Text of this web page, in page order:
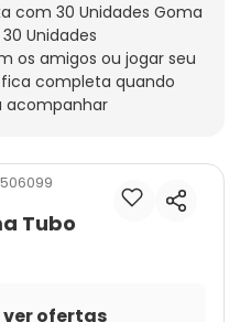
com 30 Unidades Goma
Unidades
os amigos ou jogar seu
completa quando
acompanhar
Tubo
ver ofertas